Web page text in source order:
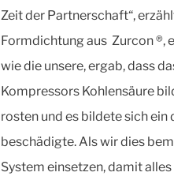
Zeit der Partnerschaft“,
Formdichtung aus Zurcon ®,
wie die unsere, ergab, dass
Kompressors Kohlensäure
rosten und es bildete sich
beschädigte. Als wir dies
System einsetzen, damit alles